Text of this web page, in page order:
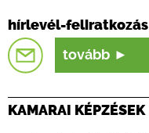
hírlevél-feliratkozás
tovább
KAMARAI KÉPZÉSEK